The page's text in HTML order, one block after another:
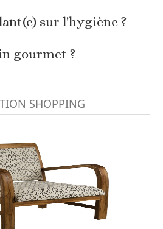
sur l'hygiène ?
gourmet ?
SHOPPING